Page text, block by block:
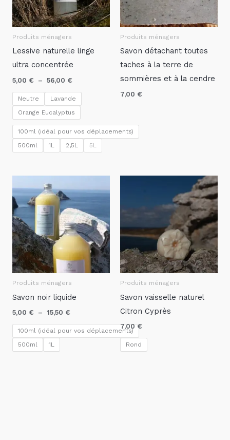
Produits ménagers
Lessive naturelle linge
ultra concentrée
5,00 € – 56,00 €
Neutre
Lavande
Orange Eucalyptus
100ml (idéal pour vos déplacements)
500ml
1L 2,5L 5L
Produits ménagers
Savon détachant toutes
taches à la terre de
sommières et à la cendre
7,00 €
Produits ménagers
Savon noir liquide
5,00 € – 15,50 €
de
prix :
5,00 €
à
15,50 €
100ml (idéal pour vos déplacements)
500ml
1L
Produits ménagers
Savon vaisselle naturel
Citron Cyprès
7,00€
Rond